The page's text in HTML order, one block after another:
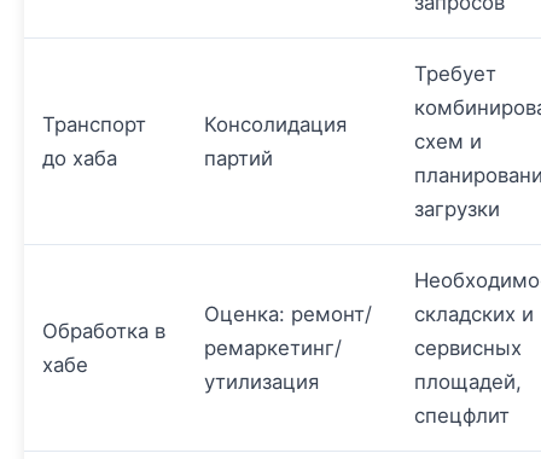
Транспорт
до хаба
Консолидация
партий
Требует
схем и
загрузки
Обработка в
хабе
Оценка: ремонт/
ремаркетинг/
утилизация
складских и
сервисных
площадей,
спецфлит